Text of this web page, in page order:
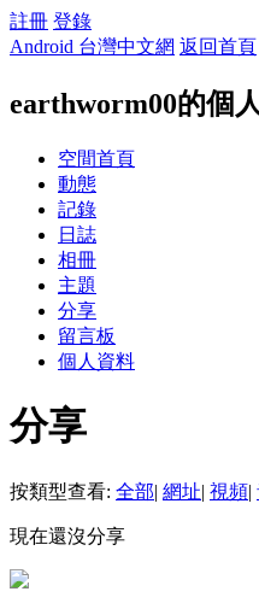
註冊 登錄
Android 台灣中文網 返回首頁
earthworm00的個
空間首頁
動態
記錄
日誌
相冊
主題
分享
留言板
個人資料
分享
按類型查看: 全部| 網址| 視頻|
現在還沒分享